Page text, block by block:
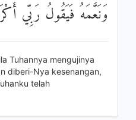
وَنَعَّمَهُ فَيَقُولُ رَبِّي
Tuhannya mengujinya
diberi-Nya kesenangan,
telah